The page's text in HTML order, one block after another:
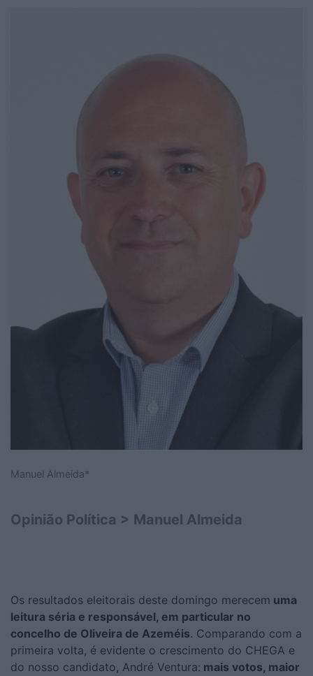
Manuel Almeida*
Opinião Política > Manuel Almeida
Os resultados eleitorais deste domingo merecem uma
leitura séria e responsável, em particular no
concelho de Oliveira de Azeméis. Comparando com a
primeira volta, é evidente o crescimento do CHEGA e
do nosso candidato, André Ventura: mais votos, maior